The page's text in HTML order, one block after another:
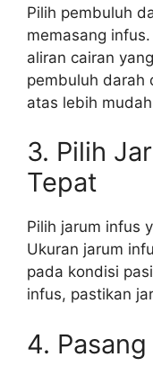
Pilih pembuluh
memasang
aliran cairan
pembuluh darah
atas lebih
3. Pilih
Tepat
Pilih jarum infus
Ukuran jarum
pada kondisi
infus, pastikan
4.